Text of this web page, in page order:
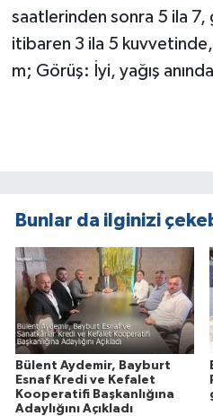
saatlerinden sonra 5 ila
itibaren 3 ila 5
m; Görüş: İyi, yağış
Bunlar da ilginizi
Bülent Aydemir, Bayburt
Esnaf Kredi ve Kefalet
Kooperatifi Başkanlığına
Adaylığını Açıkladı